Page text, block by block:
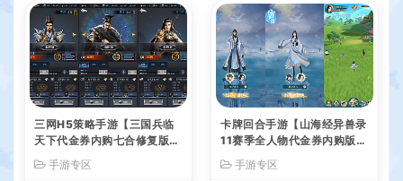
三网H5策略手游【三国兵临
天下代金券内购七合修复版】
最新整理单机一键即玩镜像端
+Linux手工服务端+管理后台
手游专区
卡牌回合手游【山海经异兽录
11赛季全人物代金券内购版】
最新整理WIN系服务端+授权
GM后台+管理后台+热更修改
手游专区